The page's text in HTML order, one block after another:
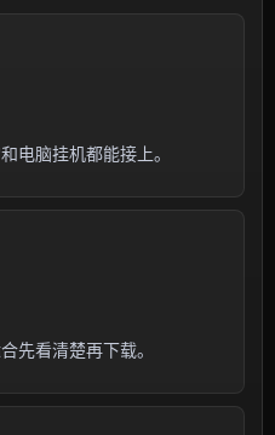
电脑挂机都能接上。
先看清楚再下载。